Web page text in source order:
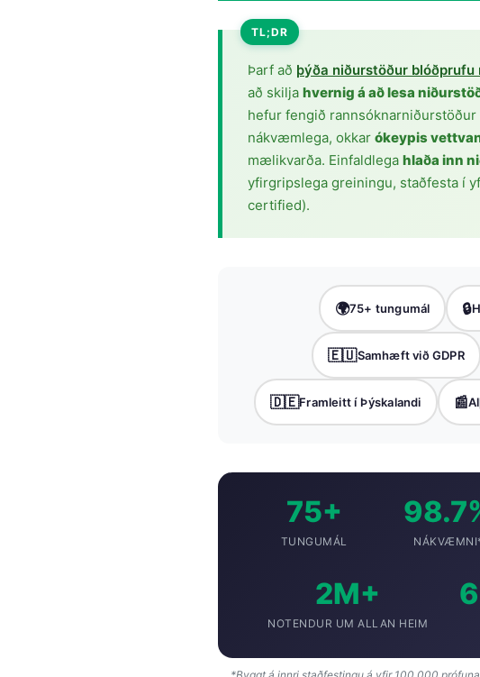
TL;DR
Þarf að þýða niðurstöður blóðprufu
að skilja hvernig á að lesa
hefur fengið
nákvæmlega, okkar ókeypis
mælikvarða. Einfaldlega hlaða inn
yfirgripslega greiningu, staðfesta í
certified).
🌍75+ tungumál 🔒
🇪🇺Samhæft við GDPR
🇩🇪Framleitt í Þýskalandi 📰
75+
TUNGUMÁL
2M+
NOTENDUR UM ALLAN HEIM
Беларуская мова